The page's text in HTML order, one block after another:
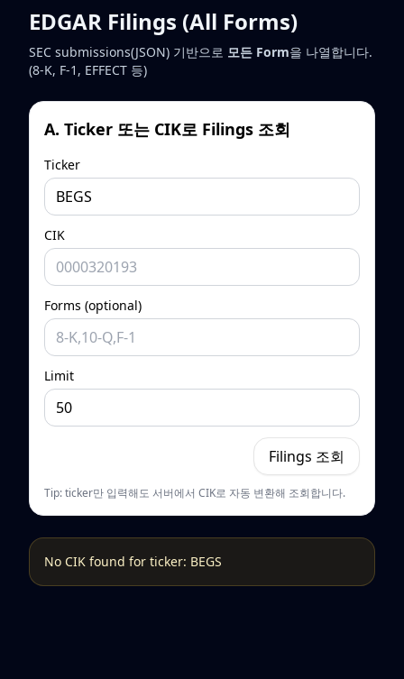
EDGAR Filings (All Forms)
SEC submissions(JSON) 기반으로 모든 Form을 나열합니다.
(8-K, F-1, EFFECT 등)
A. Ticker 또는 CIK로 Filings 조회
Ticker
CIK
Forms (optional)
Limit
Filings 조회
Tip: ticker만 입력해도 서버에서 CIK로 자동 변환해 조회합니다.
No CIK found for ticker: BEGS